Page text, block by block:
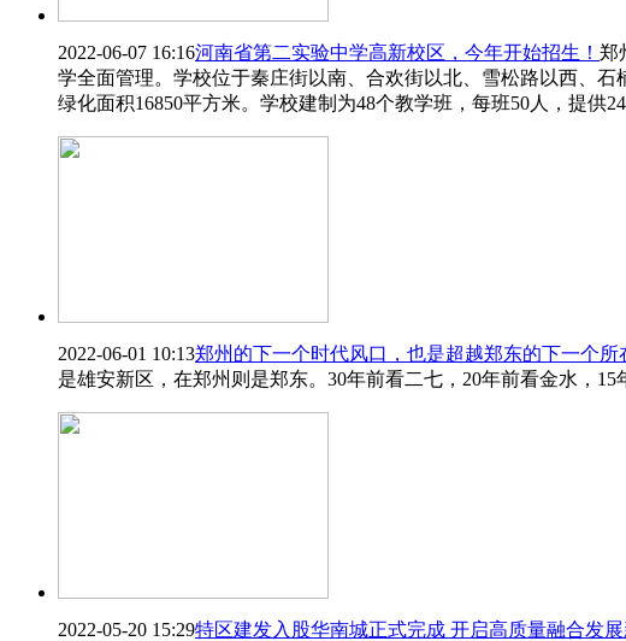
2022-06-07 16:16河南省第二实验中学高新校区，今年开始招生！ 郑
学全面管理。学校位于秦庄街以南、合欢街以北、雪松路以西、石
绿化面积16850平方米。学校建制为48个教学班，每班50人，提供
2022-06-01 10:13郑州的下一个时代风口，也是超越郑东的下一个所
是雄安新区，在郑州则是郑东。30年前看二七，20年前看金水，
2022-05-20 15:29特区建发入股华南城正式完成 开启高质量融合发